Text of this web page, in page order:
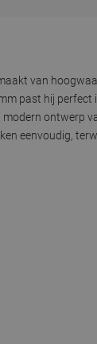
van
past hij perfect
ontwerp
eenvoudig,